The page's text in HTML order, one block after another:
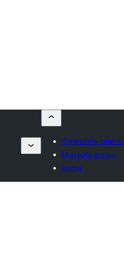
Отправить плагин
Мои избранные
Войти